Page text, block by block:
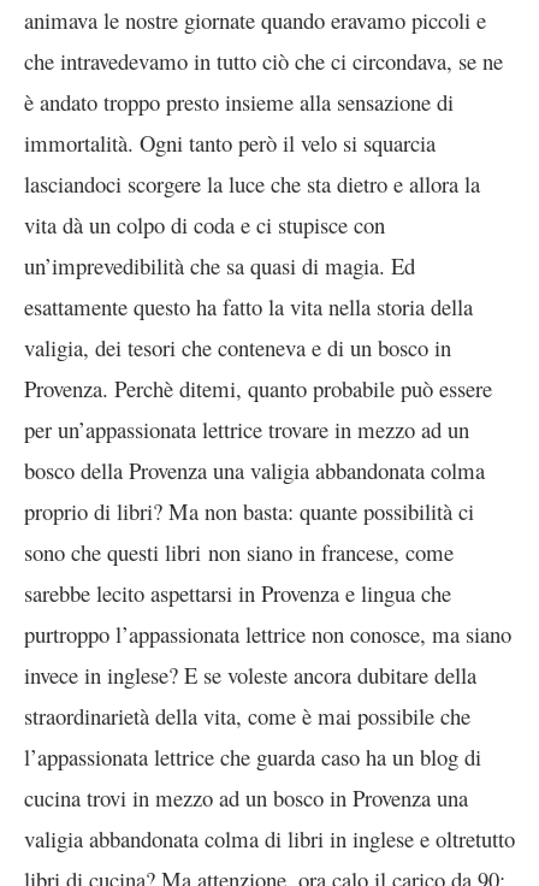
animava le nostre giornate quando eravamo piccoli e
che intravedevamo in tutto ciò che ci circondava, se ne
è andato troppo presto insieme alla sensazione di
immortalità. Ogni tanto però il velo si squarcia
lasciandoci scorgere la luce che sta dietro e allora la
vita dà un colpo di coda e ci stupisce con
un’imprevedibilità che sa quasi di magia. Ed
esattamente questo ha fatto la vita nella storia della
valigia, dei tesori che conteneva e di un bosco in
Provenza. Perchè ditemi, quanto probabile può essere
per un’appassionata lettrice trovare in mezzo ad un
bosco della Provenza una valigia abbandonata colma
proprio di libri? Ma non basta: quante possibilità ci
sono che questi libri non siano in francese, come
sarebbe lecito aspettarsi in Provenza e lingua che
purtroppo l’appassionata lettrice non conosce, ma siano
invece in inglese? E se voleste ancora dubitare della
straordinarietà della vita, come è mai possibile che
l’appassionata lettrice che guarda caso ha un blog di
cucina trovi in mezzo ad un bosco in Provenza una
valigia abbandonata colma di libri in inglese e oltretutto
libri di cucina? Ma attenzione, ora calo il carico da 90: